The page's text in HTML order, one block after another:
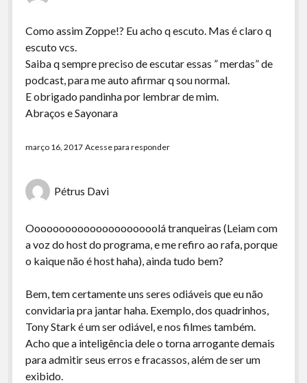
Como assim Zoppe!? Eu acho q escuto. Mas é claro q
escuto vcs.
Saiba q sempre preciso de escutar essas ” merdas” de
podcast, para me auto afirmar q sou normal.
E obrigado pandinha por lembrar de mim.
Abraços e Sayonara
março 16, 2017 Acesse para responder
Pétrus Davi
Ooooooooooooooooooooolá tranqueiras (Leiam com
a voz do host do programa, e me refiro ao rafa, porque
o kaique não é host haha), ainda tudo bem?
Bem, tem certamente uns seres odiáveis que eu não
convidaria pra jantar haha. Exemplo, dos quadrinhos,
Tony Stark é um ser odiável, e nos filmes também.
Acho que a inteligência dele o torna arrogante demais
para admitir seus erros e fracassos, além de ser um
exibido.